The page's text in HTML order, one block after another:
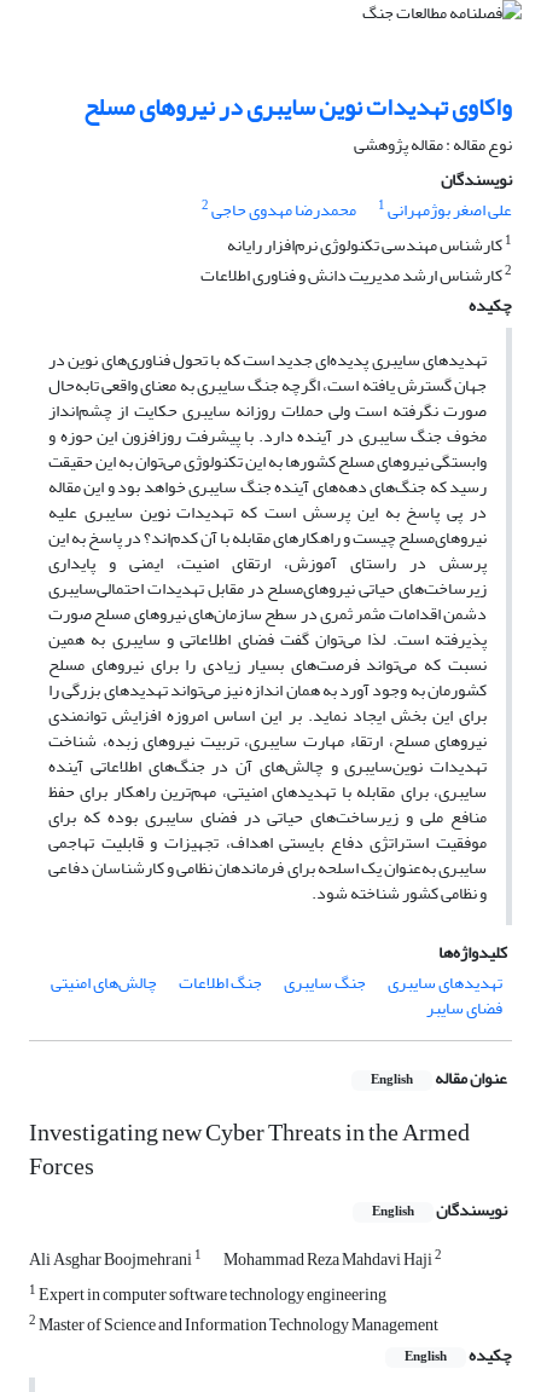
واکاوی تهدیدات نوین سایبری در نیروهای مسلح
نوع مقاله : مقاله پژوهشی
نویسندگان
علی اصغر بوژمهرانی1 محمدرضا مهدوی حاجی2
1کارشناس مهندسی تکنولوژی نرم‌افزار رایانه
2کارشناس ارشد مدیریت دانش و فناوری اطلاعات
چکیده
تهدیدهای سایبری پدیده‌ای جدید است که با تحول فناوری‌های نوین در
جهان گسترش یافته است، اگرچه جنگ سایبری به معنای واقعی تابه‌حال
صورت نگرفته است ولی حملات روزانه سایبری حکایت از چشم‌انداز
مخوف جنگ سایبری در آینده دارد. با پیشرفت روزافزون این حوزه و
وابستگی نیروهای مسلح کشورها به این تکنولوژی می‌توان به این حقیقت
رسید که جنگ‌های دهه‌های آینده جنگ سایبری خواهد بود و این مقاله
در پی پاسخ به این پرسش است که تهدیدات نوین سایبری علیه
نیروهای‌مسلح چیست و راهکارهای مقابله با آن کدم‌اند؟ در پاسخ به این
پرسش در راستای آموزش، ارتقای امنیت، ایمنی و پایداری
زیرساخت‌های حیاتی نیروهای‌مسلح در مقابل تهدیدات احتمالی‌سایبری
دشمن اقدامات مثمر ثمری در سطح سازمان‌های نیروهای مسلح صورت
پذیرفته است. لذا می‌توان گفت فضای اطلاعاتی و سایبری به همین
نسبت که می‌تواند فرصت‌های بسیار زیادی را برای نیروهای مسلح
کشورمان به وجود آورد به همان اندازه نیز می‌تواند تهدیدهای بزرگی را
برای این بخش ایجاد نماید. بر این اساس امروزه افزایش توانمندی
نیروهای مسلح، ارتقاء مهارت سایبری، تربیت نیروهای زبده، شناخت
تهدیدات نوین‌سایبری و چالش‌های آن در جنگ‌های اطلاعاتی آینده
سایبری، برای مقابله با تهدیدهای امنیتی، مهم‌ترین راهکار برای حفظ
منافع ملی و زیرساخت‌های حیاتی در فضای سایبری بوده که برای
موفقیت استراتژی دفاع بایستی اهداف، تجهیزات و قابلیت تهاجمی
سایبری به‌عنوان یک اسلحه برای فرماندهان نظامی و کارشناسان دفاعی
و نظامی کشور شناخته شود.
کلیدواژه‌ها
تهدیدهای سایبری
جنگ سایبری جنگ اطلاعات چالش‌های امنیتی
فضای سایبر
عنوان مقاله English
Investigating new Cyber Threats in the Armed
Forces
نویسندگان English
Ali Asghar Boojmehrani1 Mohammad Reza Mahdavi Haji2
1Expert in computer software technology engineering
2Master of Science and Information Technology Management
چکیده
English